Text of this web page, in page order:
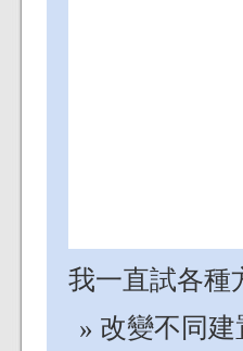
我一直試各種
改變不同建